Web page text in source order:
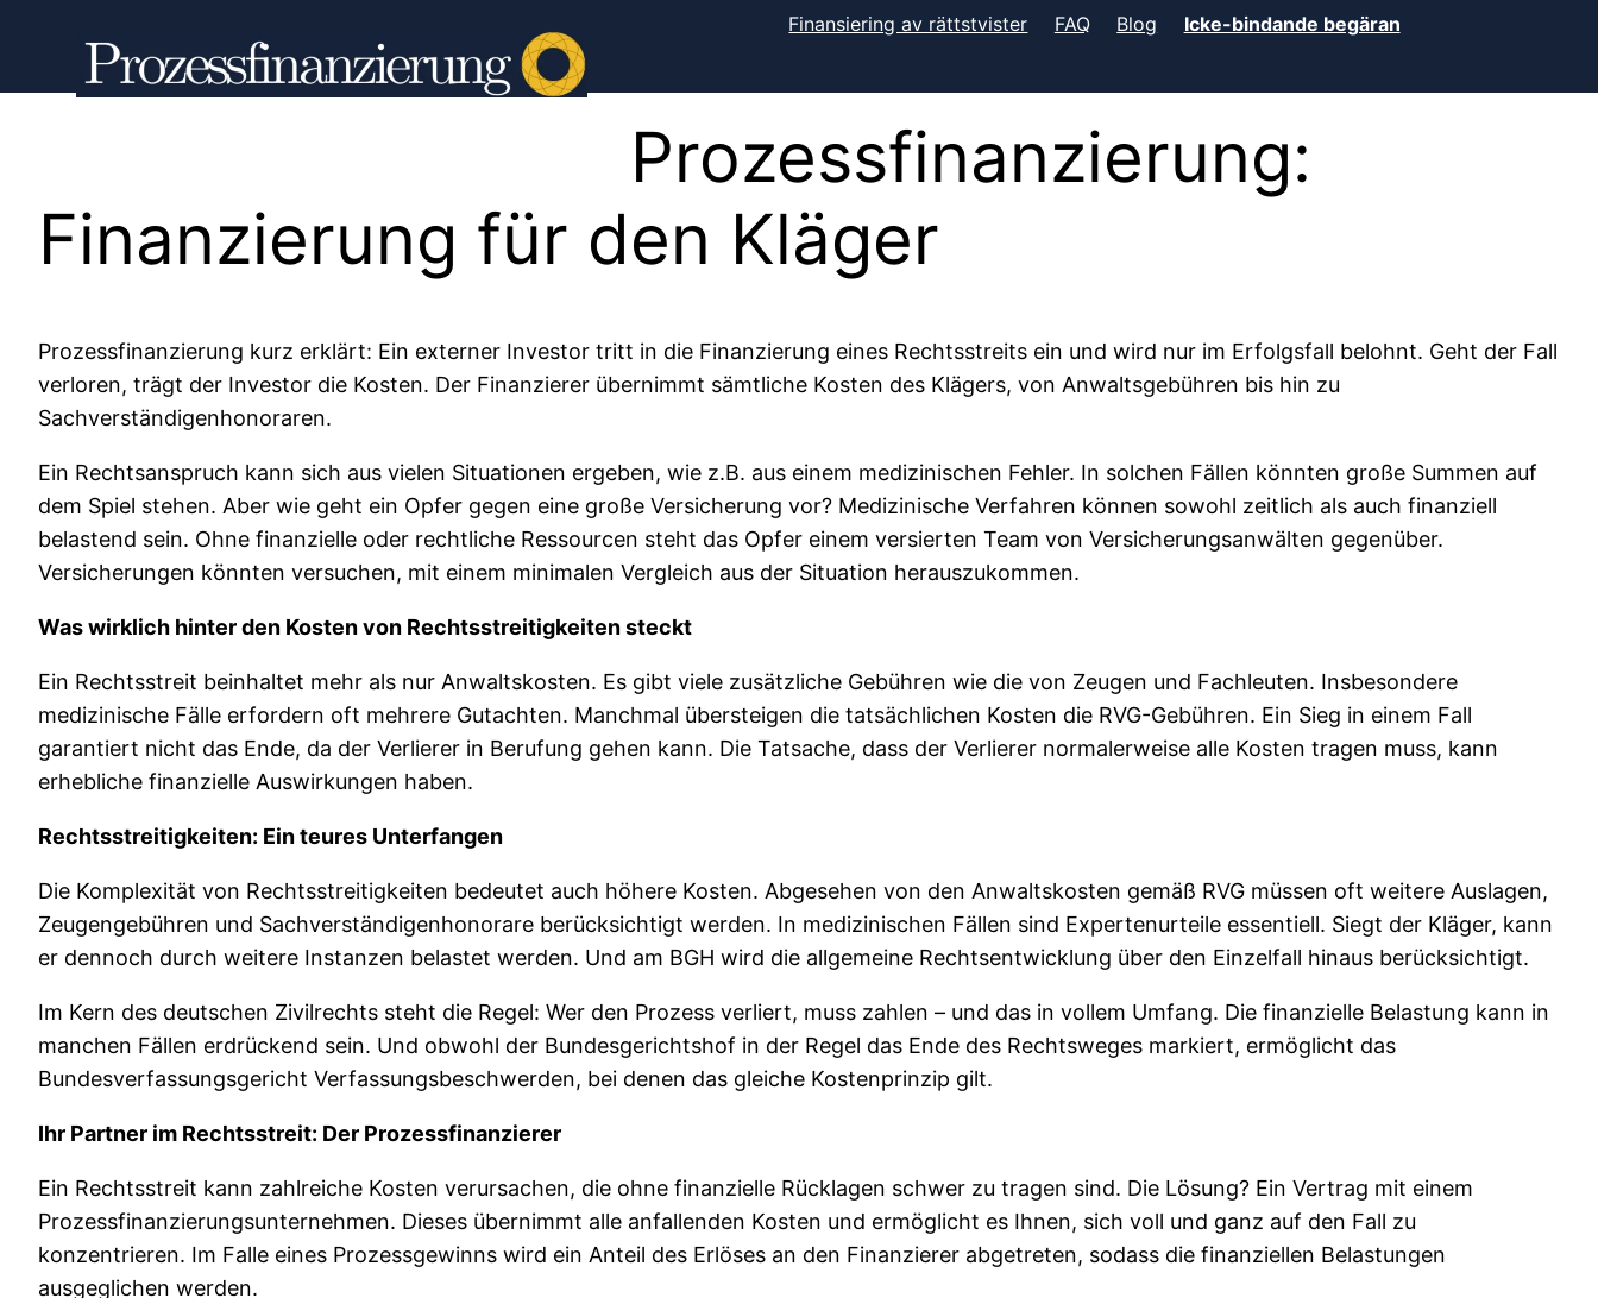
Finansiering av rättstvister FAQ Blog Icke-bindande begäran
Prozessfinanzierung:
Finanzierung für den Kläger
Prozessfinanzierung kurz erklärt: Ein externer Investor tritt in die Finanzierung eines Rechtsstreits ein und wird nur im Erfolgsfall belohnt. Geht der Fall
verloren, trägt der Investor die Kosten. Der Finanzierer übernimmt sämtliche Kosten des Klägers, von Anwaltsgebühren bis hin zu
Sachverständigenhonoraren.
Ein Rechtsanspruch kann sich aus vielen Situationen ergeben, wie z.B. aus einem medizinischen Fehler. In solchen Fällen könnten große Summen auf
dem Spiel stehen. Aber wie geht ein Opfer gegen eine große Versicherung vor? Medizinische Verfahren können sowohl zeitlich als auch finanziell
belastend sein. Ohne finanzielle oder rechtliche Ressourcen steht das Opfer einem versierten Team von Versicherungsanwälten gegenüber.
Versicherungen könnten versuchen, mit einem minimalen Vergleich aus der Situation herauszukommen.
Was wirklich hinter den Kosten von Rechtsstreitigkeiten steckt
Ein Rechtsstreit beinhaltet mehr als nur Anwaltskosten. Es gibt viele zusätzliche Gebühren wie die von Zeugen und Fachleuten. Insbesondere
medizinische Fälle erfordern oft mehrere Gutachten. Manchmal übersteigen die tatsächlichen Kosten die RVG-Gebühren. Ein Sieg in einem Fall
garantiert nicht das Ende, da der Verlierer in Berufung gehen kann. Die Tatsache, dass der Verlierer normalerweise alle Kosten tragen muss, kann
erhebliche finanzielle Auswirkungen haben.
Rechtsstreitigkeiten: Ein teures Unterfangen
Die Komplexität von Rechtsstreitigkeiten bedeutet auch höhere Kosten. Abgesehen von den Anwaltskosten gemäß RVG müssen oft weitere Auslagen,
Zeugengebühren und Sachverständigenhonorare berücksichtigt werden. In medizinischen Fällen sind Expertenurteile essentiell. Siegt der Kläger, kann
er dennoch durch weitere Instanzen belastet werden. Und am BGH wird die allgemeine Rechtsentwicklung über den Einzelfall hinaus berücksichtigt.
Im Kern des deutschen Zivilrechts steht die Regel: Wer den Prozess verliert, muss zahlen – und das in vollem Umfang. Die finanzielle Belastung kann in
manchen Fällen erdrückend sein. Und obwohl der Bundesgerichtshof in der Regel das Ende des Rechtsweges markiert, ermöglicht das
Bundesverfassungsgericht Verfassungsbeschwerden, bei denen das gleiche Kostenprinzip gilt.
Ihr Partner im Rechtsstreit: Der Prozessfinanzierer
Ein Rechtsstreit kann zahlreiche Kosten verursachen, die ohne finanzielle Rücklagen schwer zu tragen sind. Die Lösung? Ein Vertrag mit einem
Prozessfinanzierungsunternehmen. Dieses übernimmt alle anfallenden Kosten und ermöglicht es Ihnen, sich voll und ganz auf den Fall zu
konzentrieren. Im Falle eines Prozessgewinns wird ein Anteil des Erlöses an den Finanzierer abgetreten, sodass die finanziellen Belastungen
ausgeglichen werden.